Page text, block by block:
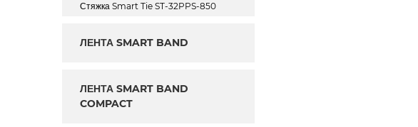
Стяжка Smart Tie ST-32PPS-850
ЛЕНТА SMART BAND
ЛЕНТА SMART BAND
COMPACT